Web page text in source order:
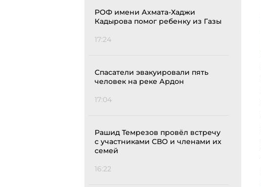
РОФ имени Ахмата-Хаджи
Кадырова помог ребенку из Газы
17:24
Спасатели эвакуировали пять
человек на реке Ардон
17:04
Рашид Темрезов провёл встречу
с участниками СВО и членами их
семей
16:22